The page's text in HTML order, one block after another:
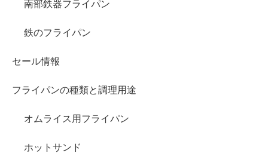
南部鉄器フライパン
鉄のフライパン
セール情報
フライパンの種類と調理用途
オムライス用フライパン
ホットサンド